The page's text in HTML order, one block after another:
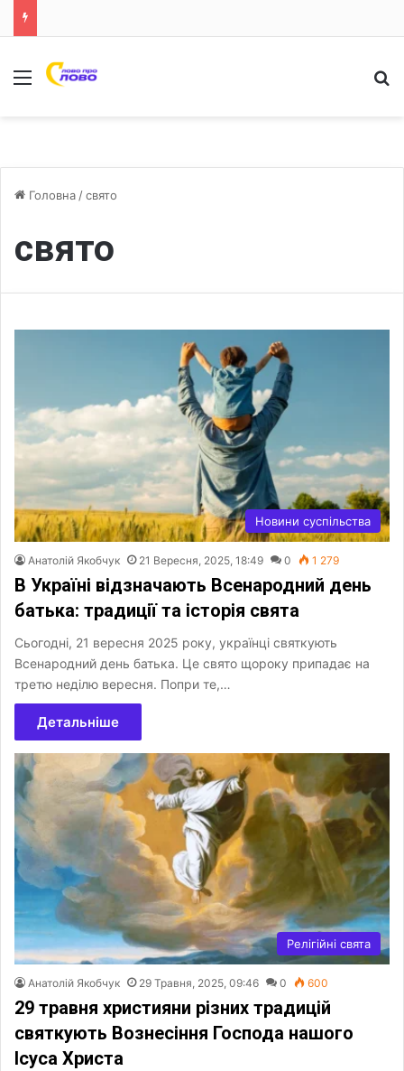
Меню
Головна /свято
свято
Новини суспільства
Анатолій Якобчук 21 Вересня, 2025, 18:49 0 1 279
В Україні відзначають Всенародний день
батька: традиції та історія свята
Сьогодні, 21 вересня 2025 року, українці святкують
Всенародний день батька. Це свято щороку припадає на
третю неділю вересня. Попри те,…
Детальніше
Релігійні свята
Анатолій Якобчук 29 Травня, 2025, 09:46 0 600
29 травня християни різних традицій
святкують Вознесіння Господа нашого
Ісуса Христа